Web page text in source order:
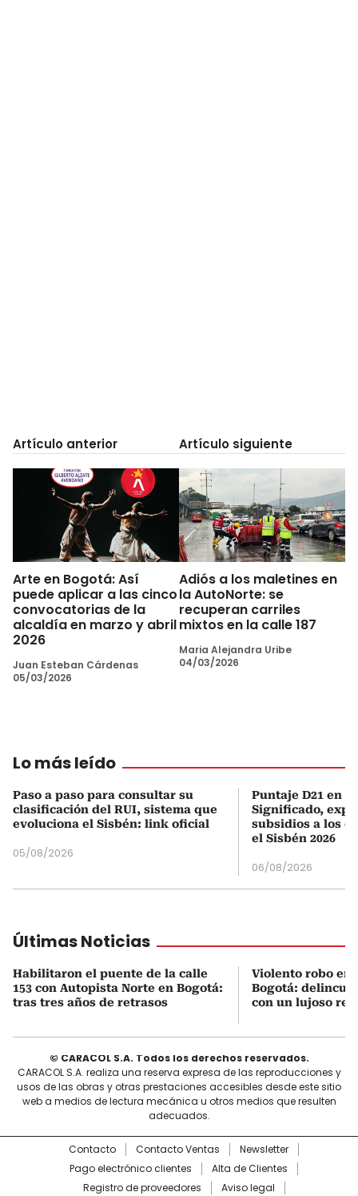
Artículo anterior
Arte en Bogotá: Así
puede aplicar a las cinco
convocatorias de la
alcaldía en marzo y abril
2026
Juan Esteban Cárdenas
05/03/2026
Artículo siguiente
Adiós a los maletines en
la AutoNorte: se
recuperan carriles
mixtos en la calle 187
Maria Alejandra Uribe
04/03/2026
Lo más leído
Paso a paso para consultar su
clasificación del RUI, sistema que
evoluciona el Sisbén: link oficial
05/08/2026
Puntaje D21 en
Significado,
subsidios a los
el Sisbén 2026
06/08/2026
Últimas Noticias
Habilitaron el puente de la calle
153 con Autopista Norte en Bogotá:
tras tres años de retrasos
Violento robo en
Bogotá:
con un lujoso
© CARACOL S.A. Todos los derechos reservados.
CARACOL S.A. realiza una reserva expresa de las reproducciones y
usos de las obras y otras prestaciones accesibles desde este sitio
web a medios de lectura mecánica u otros medios que resulten
adecuados.
Contacto Contacto Ventas
Newsletter
Pago electrónico clientes
Alta de Clientes
Registro de proveedores
Aviso legal